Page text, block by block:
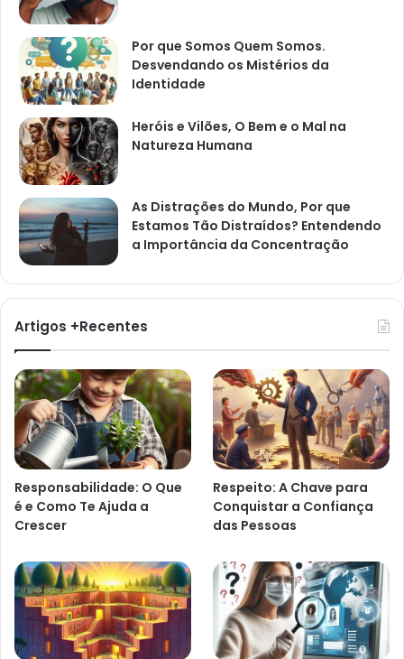
Por que Somos Quem Somos.
Desvendando os Mistérios da
Identidade
Heróis e Vilões, O Bem e o Mal na
Natureza Humana
As Distrações do Mundo, Por que
Estamos Tão Distraídos? Entendendo
a Importância da Concentração
Artigos +Recentes
Responsabilidade: O Que
é e Como Te Ajuda a
Crescer
Respeito: A Chave para
Conquistar a Confiança
das Pessoas